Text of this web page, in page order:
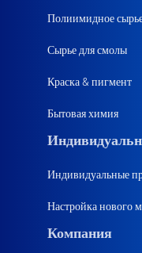
Полиимидное
Сырье для смолы
Краска & пигмент
Бытовая химия
Индивидуальные
Настройка нового
Компания